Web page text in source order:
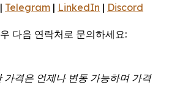
| Telegram | LinkedIn | Discord
다음 연락처로 문의하세요:
가격은 언제나 변동 가능하며 가격